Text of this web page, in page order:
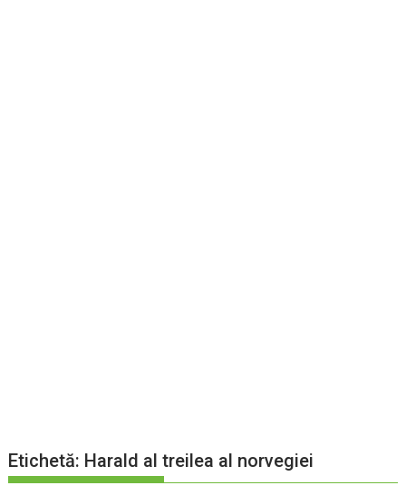
Etichetă: Harald al treilea al norvegiei